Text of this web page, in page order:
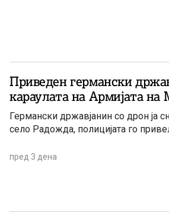
Приведен германски
караулата на Армијата
Германски државјанин со дрон ја
село Радожда, полицијата го
пред 3 дена